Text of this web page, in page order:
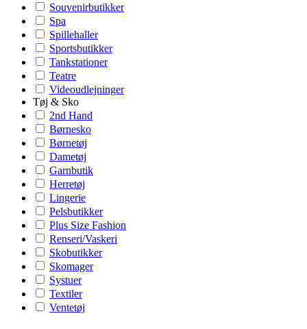
Souvenirbutikker
Spa
Spillehaller
Sportsbutikker
Tankstationer
Teatre
Videoudlejninger
Tøj & Sko
2nd Hand
Børnesko
Børnetøj
Dametøj
Garnbutik
Herretøj
Lingerie
Pelsbutikker
Plus Size Fashion
Renseri/Vaskeri
Skobutikker
Skomager
Systuer
Textiler
Ventetøj